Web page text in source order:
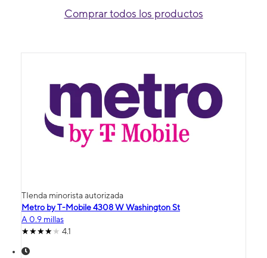
Comprar todos los productos
TIenda minorista autorizada
Metro by T-Mobile 4308 W Washington St
A 0.9 millas
4.1